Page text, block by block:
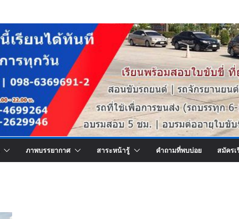
ภาพบรรยากาศ สาระหน้ารู้ คำถามที่พบบ่อย สมัคร